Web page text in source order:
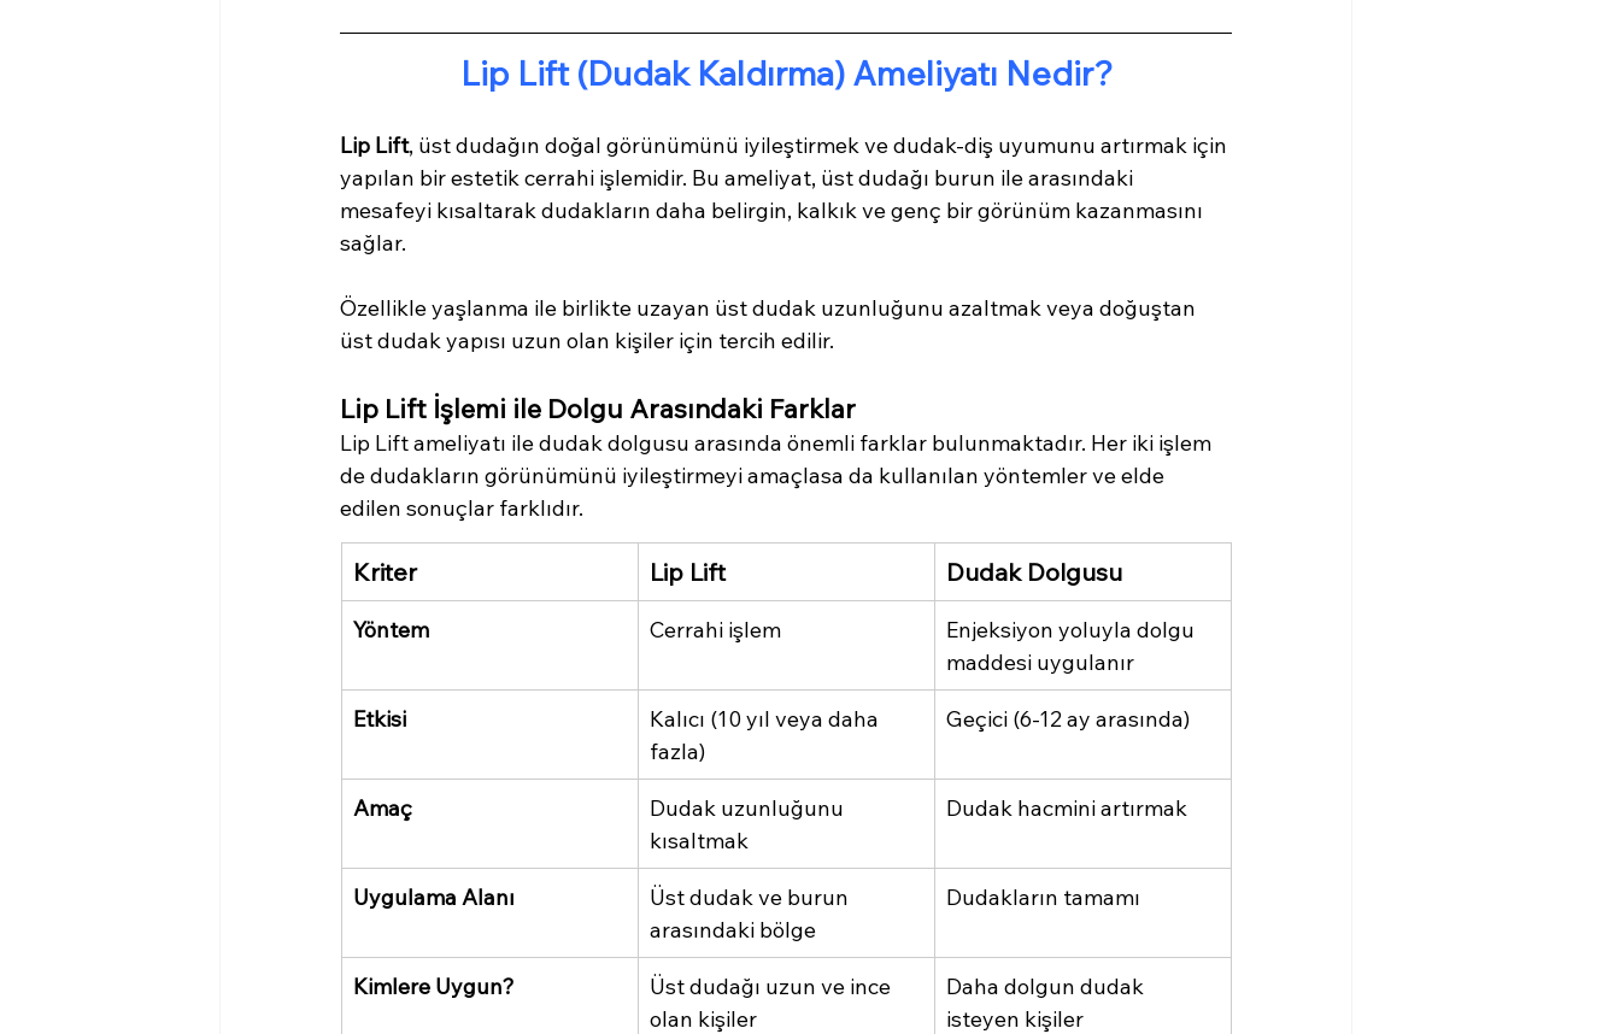
Lip Lift (Dudak Kaldırma) Ameliyatı Nedir?
Lip Lift, üst dudağın doğal görünümünü iyileştirmek ve dudak-diş uyumunu artırmak için
yapılan bir estetik cerrahi işlemidir. Bu ameliyat, üst dudağı burun ile arasındaki
mesafeyi kısaltarak dudakların daha belirgin, kalkık ve genç bir görünüm kazanmasını
sağlar.
Özellikle yaşlanma ile birlikte uzayan üst dudak uzunluğunu azaltmak veya doğuştan
üst dudak yapısı uzun olan kişiler için tercih edilir.
Lip Lift İşlemi ile Dolgu Arasındaki Farklar
Lip Lift ameliyatı ile dudak dolgusu arasında önemli farklar bulunmaktadır. Her iki işlem
de dudakların görünümünü iyileştirmeyi amaçlasa da kullanılan yöntemler ve elde
edilen sonuçlar farklıdır.
Kriter Lip Lift Dudak Dolgusu
Yöntem Cerrahi işlem
Enjeksiyon yoluyla dolgu
maddesi uygulanır
Etkisi
Kalıcı (10 yıl veya daha
fazla)
Geçici (6-12 ay arasında)
Amaç
Dudak uzunluğunu
kısaltmak
Dudak hacmini artırmak
Uygulama Alanı
Üst dudak ve burun
arasındaki bölge
Dudakların tamamı
Kimlere Uygun?
Üst dudağı uzun ve ince
olan kişiler
Daha dolgun dudak
isteyen kişiler